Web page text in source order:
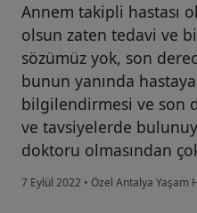
Annem takipli hastası
olsun zaten tedavi ve
sözümüz yok, son
bunun yanında hastaya
bilgilendirmesi ve son
ve tavsiyelerde
doktoru olmasından
7 Eylül 2022 • Özel Antalya Yaşam